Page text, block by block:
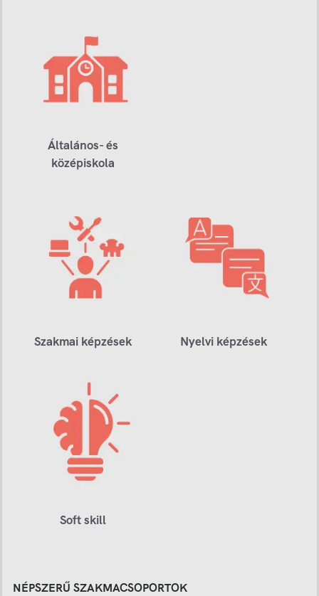
Általános- és
középiskola
Szakmai képzések Nyelvi képzések
Soft skill
NÉPSZERŰ SZAKMACSOPORTOK